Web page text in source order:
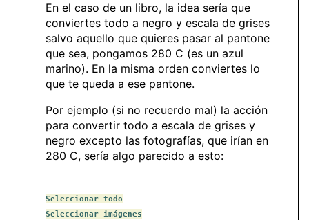
En el caso de un libro, la idea sería que
conviertes todo a negro y escala de grises
salvo aquello que quieres pasar al pantone
que sea, pongamos 280 C (es un azul
marino). En la misma orden conviertes lo
que te queda a ese pantone.
Por ejemplo (si no recuerdo mal) la acción
para convertir todo a escala de grises y
negro excepto las fotografías, que irían en
280 C, sería algo parecido a esto:
Seleccionar todo
Seleccionar imágenes